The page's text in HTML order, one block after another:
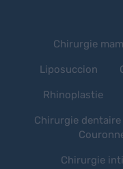
Chirurgie
Liposuccion
Rhinoplastie
Chirurgie
Chirurgie